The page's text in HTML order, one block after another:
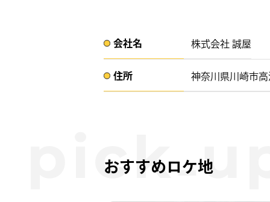
会社名​ 株式会社 誠屋
住所​​ 神奈川県川崎市
おすすめロケ地